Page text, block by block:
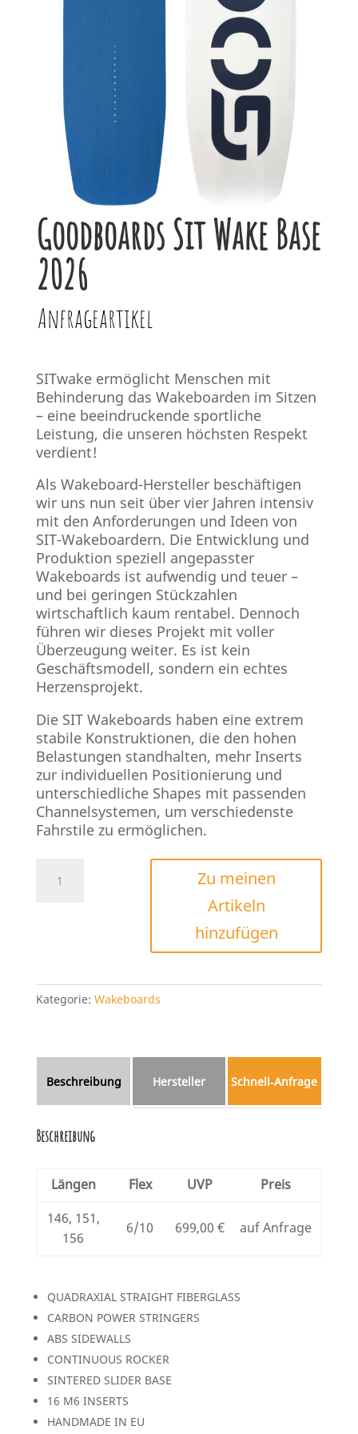
Goodboards Sit Wake Base
2026
Anfrageartikel
SITwake ermöglicht Menschen mit
Behinderung das Wakeboarden im Sitzen
– eine beeindruckende sportliche
Leistung, die unseren höchsten Respekt
verdient!
Als Wakeboard-Hersteller beschäftigen
wir uns nun seit über vier Jahren intensiv
mit den Anforderungen und Ideen von
SIT-Wakeboardern. Die Entwicklung und
Produktion speziell angepasster
Wakeboards ist aufwendig und teuer –
und bei geringen Stückzahlen
wirtschaftlich kaum rentabel. Dennoch
führen wir dieses Projekt mit voller
Überzeugung weiter. Es ist kein
Geschäftsmodell, sondern ein echtes
Herzensprojekt.
Die SIT Wakeboards haben eine extrem
stabile Konstruktionen, die den hohen
Belastungen standhalten, mehr Inserts
zur individuellen Positionierung und
unterschiedliche Shapes mit passenden
Channelsystemen, um verschiedenste
Fahrstile zu ermöglichen.
Zu meinen
Artikeln
hinzufügen
Kategorie: Wakeboards
Beschreibung Hersteller Schnell‑Anfrage
Beschreibung
Längen Flex UVP
Preis
146, 151,
156
6/10 699,00 € auf Anfrage
QUADRAXIAL STRAIGHT FIBERGLASS
CARBON POWER STRINGERS
ABS SIDEWALLS
CONTINUOUS ROCKER
SINTERED SLIDER BASE
16 M6 INSERTS
HANDMADE IN EU